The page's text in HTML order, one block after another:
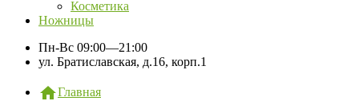
Косметика
Ножницы
Пн-Вс 09:00—21:00
ул. Братиславская, д.16, корп.1
Главная